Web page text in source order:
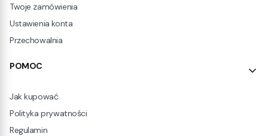
Twoje zamówienia
Ustawienia konta
Przechowalnia
POMOC
Jak kupować
Polityka prywatności
Regulamin